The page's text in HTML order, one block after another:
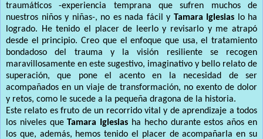
traumáticos -experiencia temprana que sufren muchos de
nuestros niños y niñas-, no es nada fácil y Tamara Iglesias lo ha
logrado. He tenido el placer de leerlo y revisarlo y me atrapó
desde el principio. Creo que el enfoque que usa, el tratamiento
bondadoso del trauma y la visión resiliente se recogen
maravillosamente en este sugestivo, imaginativo y bello relato de
superación, que pone el acento en la necesidad de ser
acompañados en un viaje de transformación, no exento de dolor
y retos, como le sucede a la pequeña dragona de la historia.
Este relato es fruto de un recorrido vital y de aprendizaje a todos
los niveles queTamara Iglesias ha hecho durante estos años en
los que, además, hemos tenido el placer de acompañarla en su